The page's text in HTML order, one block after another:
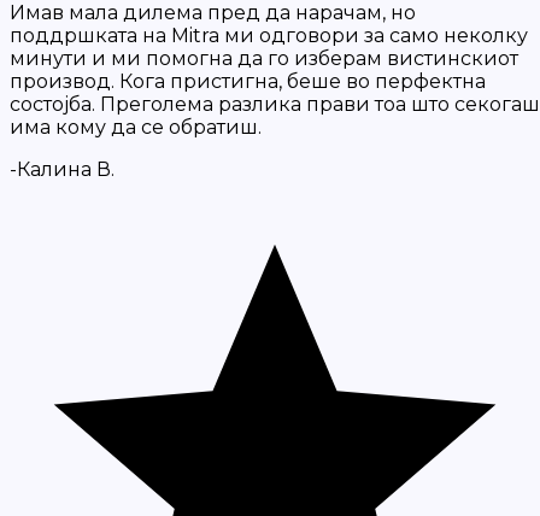
Имав мала дилема пред да нарачам, но
поддршката на Mitra ми одговори за само неколку
минути и ми помогна да го изберам вистинскиот
производ. Кога пристигна, беше во перфектна
состојба. Преголема разлика прави тоа што секогаш
има кому да се обратиш.
-Калина В.